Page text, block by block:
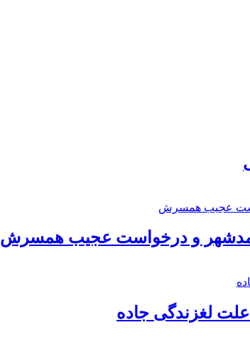
و درخواست عجیب همسرش
لغزندگی جاده